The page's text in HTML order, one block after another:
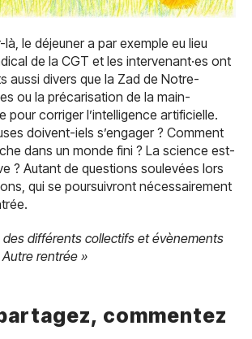
le déjeuner a par exemple eu lieu
de la CGT et les intervenant·es ont
aussi divers que la Zad de Notre-
ou la précarisation de la main-
pour corriger l’intelligence artificielle.
doivent-iels s’engager ? Comment
dans un monde fini ? La science est-
? Autant de questions soulevées lors
qui se poursuivront nécessairement
des différents collectifs et évènements
rentrée »
commentez